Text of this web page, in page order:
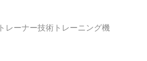
レーナー技術トレーニング機